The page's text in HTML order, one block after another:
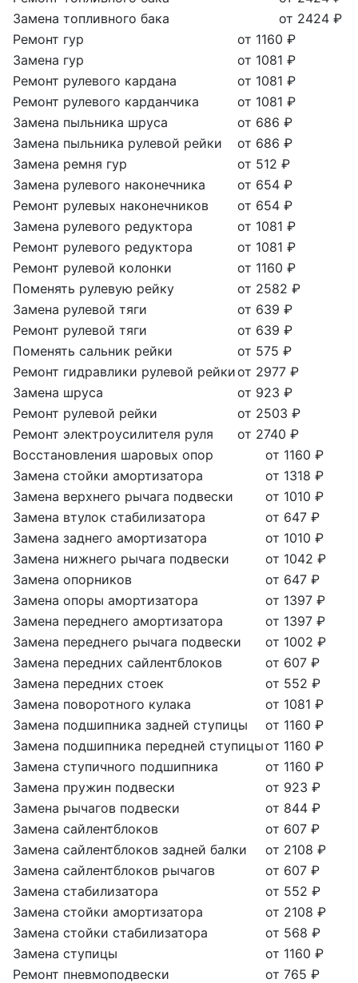
Замена топливного бака
от 2424 ₽
Ремонт гур
от 1160 ₽
Замена гур
от 1081 ₽
Ремонт рулевого кардана
от 1081 ₽
Ремонт рулевого карданчика
от 1081 ₽
Замена пыльника шруса
от 686 ₽
Замена пыльника рулевой рейки
от 686 ₽
Замена ремня гур
от 512 ₽
Замена рулевого наконечника
от 654 ₽
Ремонт рулевых наконечников
от 654 ₽
Замена рулевого редуктора
от 1081 ₽
Ремонт рулевого редуктора
от 1081 ₽
Ремонт рулевой колонки
от 1160 ₽
Поменять рулевую рейку
от 2582 ₽
Замена рулевой тяги
от 639 ₽
Ремонт рулевой тяги
от 639 ₽
Поменять сальник рейки
от 575 ₽
Ремонт гидравлики рулевой рейкиот 2977 ₽
Замена шруса
от 923 ₽
Ремонт рулевой рейки
от 2503 ₽
Ремонт электроусилителя руля
от 2740 ₽
Восстановления шаровых опор
от 1160 ₽
Замена стойки амортизатора
от 1318 ₽
Замена верхнего рычага подвески
от 1010 ₽
Замена втулок стабилизатора
от 647 ₽
Замена заднего амортизатора
от 1010 ₽
Замена нижнего рычага подвески
от 1042 ₽
Замена опорников
от 647 ₽
Замена опоры амортизатора
от 1397 ₽
Замена переднего амортизатора
от 1397 ₽
Замена переднего рычага подвески
от 1002 ₽
Замена передних сайлентблоков
от 607 ₽
Замена передних стоек
от 552 ₽
Замена поворотного кулака
от 1081 ₽
Замена подшипника задней ступицы
от 1160 ₽
Замена подшипника передней ступицыот 1160 ₽
Замена ступичного подшипника
от 1160 ₽
Замена пружин подвески
от 923 ₽
Замена рычагов подвески
от 844 ₽
Замена сайлентблоков
от 607 ₽
Замена сайлентблоков задней балки
от 2108 ₽
Замена сайлентблоков рычагов
от 607 ₽
Замена стабилизатора
от 552 ₽
Замена стойки амортизатора
от 2108 ₽
Замена стойки стабилизатора
от 568 ₽
Замена ступицы
от 1160 ₽
Ремонт пневмоподвески
от 765 ₽